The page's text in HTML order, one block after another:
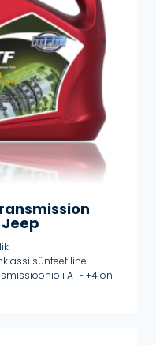
sünteetiline
ATF +4 on